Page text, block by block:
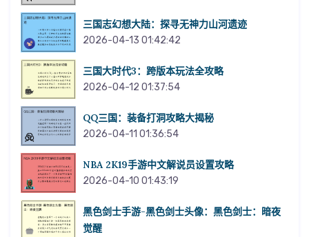
三国志幻想大陆：探寻无神力山河遗迹
2026-04-13 01:42:42
三国大时代3：跨版本玩法全攻略
2026-04-12 01:37:54
QQ三国：装备打洞攻略大揭秘
2026-04-11 01:36:54
NBA 2K19手游中文解说员设置攻略
2026-04-10 01:43:19
黑色剑士手游-黑色剑士头像：黑色剑士：暗夜
觉醒